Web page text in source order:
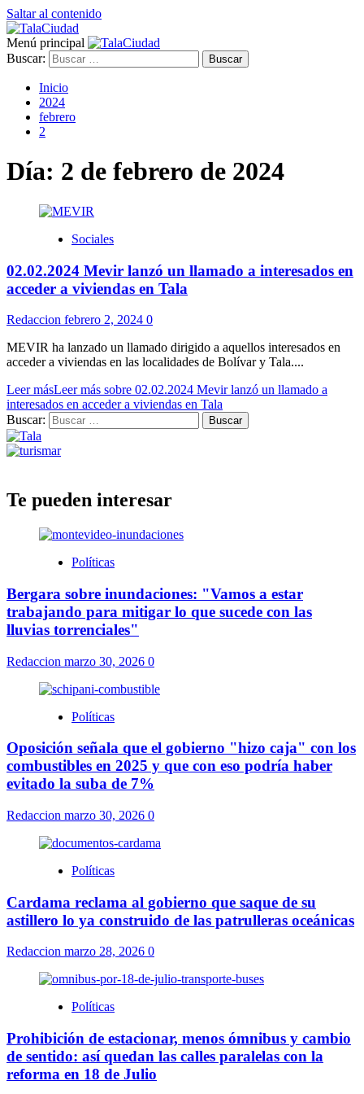
Saltar al contenido
Menú principal
Buscar:
Inicio
2024
febrero
2
Día: 2 de febrero de 2024
Sociales
02.02.2024 Mevir lanzó un llamado a interesados en
acceder a viviendas en Tala
Redaccion febrero 2, 2024 0
MEVIR ha lanzado un llamado dirigido a aquellos interesados en
acceder a viviendas en las localidades de Bolívar y Tala....
Leer másLeer más sobre 02.02.2024 Mevir lanzó un llamado a
interesados en acceder a viviendas en Tala
Buscar:
Te pueden interesar
Políticas
Bergara sobre inundaciones: "Vamos a estar
trabajando para mitigar lo que sucede con las
lluvias torrenciales"
Redaccion marzo 30, 2026 0
Políticas
Oposición señala que el gobierno "hizo caja" con los
combustibles en 2025 y que con eso podría haber
evitado la suba de 7%
Redaccion marzo 30, 2026 0
Políticas
Cardama reclama al gobierno que saque de su
astillero lo ya construido de las patrulleras oceánicas
Redaccion marzo 28, 2026 0
Políticas
Prohibición de estacionar, menos ómnibus y cambio
de sentido: así quedan las calles paralelas con la
reforma en 18 de Julio